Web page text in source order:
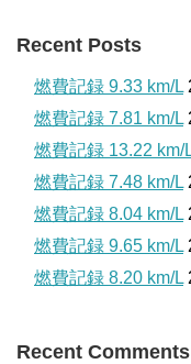
Recent Posts
燃費記録 9.33 km/L
燃費記録 7.81 km/L
燃費記録 13.22 km/
燃費記録 7.48 km/L
燃費記録 8.04 km/L
燃費記録 9.65 km/L
燃費記録 8.20 km/L
Recent Comments